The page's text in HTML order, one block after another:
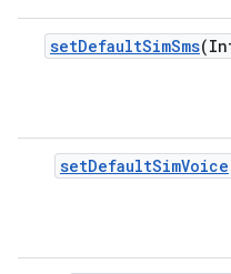
setDefaultSimSms
setDefaultSimVoice